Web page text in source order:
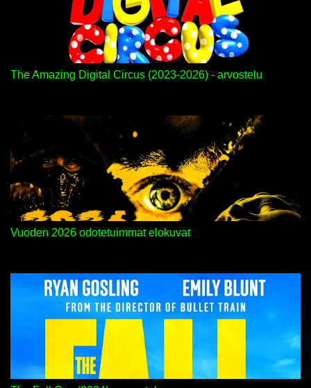
The Amazing Digital Circus (2023-2026) - arvostelu
Vuoden 2026 odotetuimmat elokuvat